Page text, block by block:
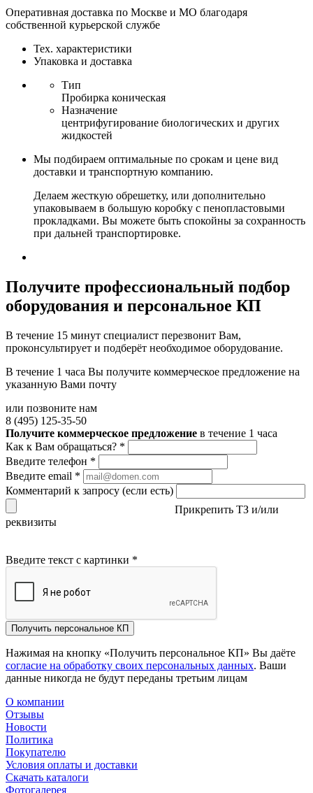
Оперативная доставка по Москве и МО благодаря
собственной курьерской службе
Тех. характеристики
Упаковка и доставка
Тип
Пробирка коническая
Назначение
центрифугирование биологических и других
жидкостей
Мы подбираем оптимальные по срокам и цене вид
доставки и транспортную компанию.
Делаем жесткую обрешетку, или дополнительно
упаковываем в большую коробку с пенопластовыми
прокладками. Вы можете быть спокойны за сохранность
при дальней транспортировке.
Получите профессиональный подбор
оборудования и персональное КП
В течение 15 минут специалист перезвонит Вам,
проконсультирует и подберёт необходимое оборудование.
В течение 1 часа Вы получите коммерческое предложение на
указанную Вами почту
или позвоните нам
8 (495) 125-35-50
Получите коммерческое предложение в течение 1 часа
Как к Вам обращаться? *
Введите телефон *
Введите email *
Комментарий к запросу (если есть)
Прикрепить ТЗ и/или
реквизиты
Введите текст с картинки *
Получить персональное КП
Нажимая на кнопку «Получить персональное КП» Вы даёте
согласие на обработку своих персональных данных. Ваши
данные никогда не будут переданы третьим лицам
О компании
Отзывы
Новости
Политика
Покупателю
Условия оплаты и доставки
Скачать каталоги
Фотогалерея